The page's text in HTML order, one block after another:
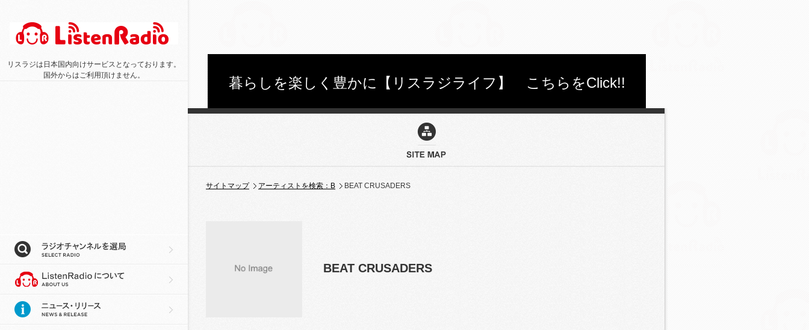
暮らしを楽しく豊かに【リスラジライフ】 こちらをClick!!
リスラジは日本国内向けサービスとなっております。
国外からはご利用頂けません。
サイトマップ アーティストを検索：B BEAT CRUSADERS
BEAT CRUSADERS